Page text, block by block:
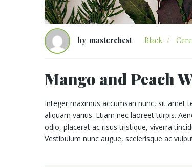
by masterchest Black /
Mango and Peach
Integer maximus accumsan nunc, sit amet
aliquam varius. Etiam nec laoreet turpis.
odio, placerat ac risus tristique, viverra
Vestibulum nunc augue, scelerisque ac